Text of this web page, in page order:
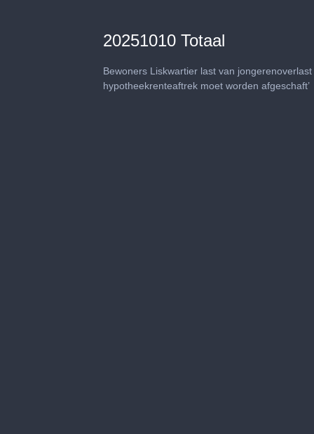
20251010 Totaal
Bewoners Liskwartier last van
hypotheekrenteaftrek moet worden afgeschaft’